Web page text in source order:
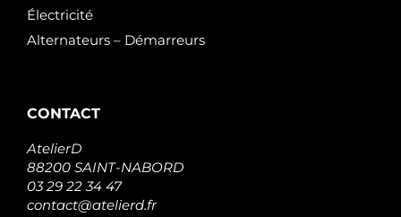
Électricité
Alternateurs – Démarreurs
CONTACT
AtelierD
88200 SAINT-NABORD
03 29 22 34 47
contact@atelierd.fr